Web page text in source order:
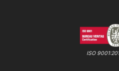
ISO